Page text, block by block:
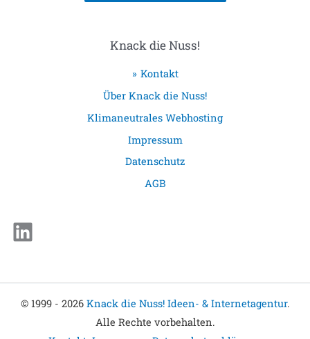
Knack die Nuss!
Kontakt
Über Knack die Nuss!
Klimaneutrales Webhosting
Impressum
Datenschutz
AGB
LinkedIn
© 1999 - 2026 Knack die Nuss! Ideen- & Internetagentur.
Alle Rechte vorbehalten.